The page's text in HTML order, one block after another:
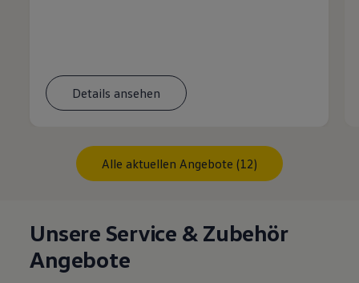
Details ansehen
Alle aktuellen Angebote (12)
Unsere Service & Zubehör
Angebote